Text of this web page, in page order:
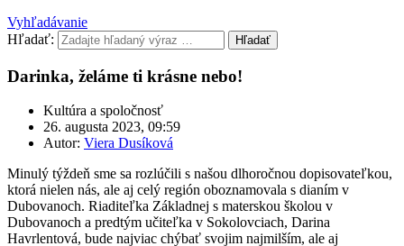
Vyhľadávanie
Hľadať:
Hľadať
Darinka, želáme ti krásne nebo!
Kultúra a spoločnosť
26. augusta 2023, 09:59
Autor: Viera Dusíková
Minulý týždeň sme sa rozlúčili s našou dlhoročnou dopisovateľkou,
ktorá nielen nás, ale aj celý región oboznamovala s dianím v
Dubovanoch. Riaditeľka Základnej s materskou školou v
Dubovanoch a predtým učiteľka v Sokolovciach, Darina
Havrlentová, bude najviac chýbať svojim najmilším, ale aj